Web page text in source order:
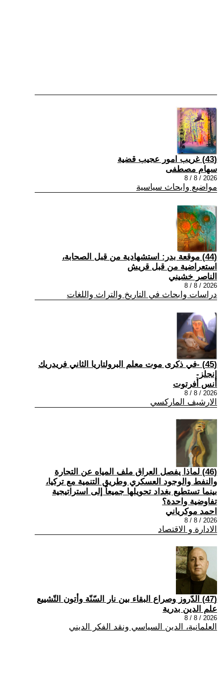
(43) غريب امور عجيب قضية
سهام مصطفى
2026 / 8 / 8
مواضيع وابحاث سياسية
(44) موقعة بدر: استشهادية من قبل الصحابة،
استعراضية من قبل قريش
الناصر خشيني
2026 / 8 / 8
دراسات وابحاث في التاريخ والتراث واللغات
(45) -في ذكرى موت معلم البرولتاريا الثاني فريدريك
إنجلز-
أنس أفرتوت
2026 / 8 / 8
الارشيف الماركسي
(46) لماذا يفصل العراق ملف المياه عن التجارة
والنفط والوجود العسكري وطريق التنمية مع تركيا،
بينما تستطيع بغداد تحويلها جميعاً إلى استراتيجية
تفاوضية واحدة؟
احمد موكرياني
2026 / 8 / 8
الادارة و الاقتصاد
(47) الدّروز وصراع البقاء بين نار السّنّة وأتون التّشييع
علم الدين بدرية
2026 / 8 / 8
العلمانية، الدين السياسي ونقد الفكر الديني